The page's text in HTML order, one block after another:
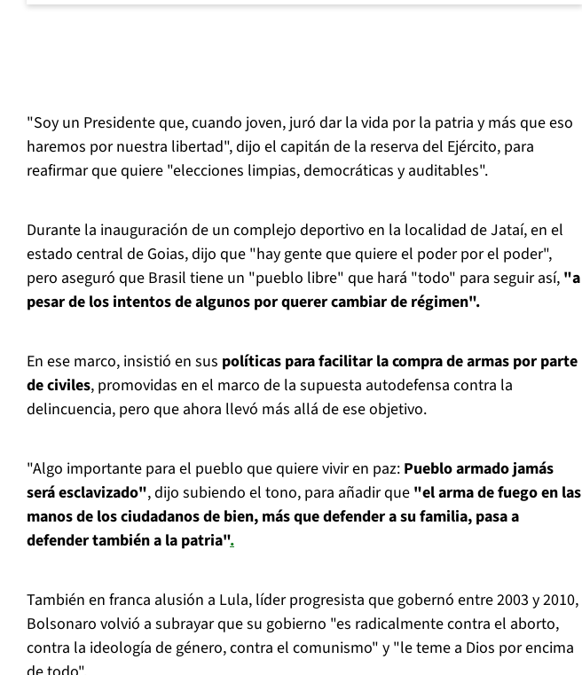
"Soy un Presidente que, cuando joven, juró dar la vida por la patria y más que eso
haremos por nuestra libertad", dijo el capitán de la reserva del Ejército, para
reafirmar que quiere "elecciones limpias, democráticas y auditables".
Durante la inauguración de un complejo deportivo en la localidad de Jataí, en el
estado central de Goias, dijo que "hay gente que quiere el poder por el poder",
pero aseguró que Brasil tiene un "pueblo libre" que hará "todo" para seguir así, "a
pesar de los intentos de algunos por querer cambiar de régimen".
En ese marco, insistió en sus políticas para facilitar la compra de armas por parte
de civiles, promovidas en el marco de la supuesta autodefensa contra la
delincuencia, pero que ahora llevó más allá de ese objetivo.
"Algo importante para el pueblo que quiere vivir en paz: Pueblo armado jamás
será esclavizado", dijo subiendo el tono, para añadir que "el arma de fuego en las
manos de los ciudadanos de bien, más que defender a su familia, pasa a
defender también a la patria".
También en franca alusión a Lula, líder progresista que gobernó entre 2003 y 2010,
Bolsonaro volvió a subrayar que su gobierno "es radicalmente contra el aborto,
contra la ideología de género, contra el comunismo" y "le teme a Dios por encima